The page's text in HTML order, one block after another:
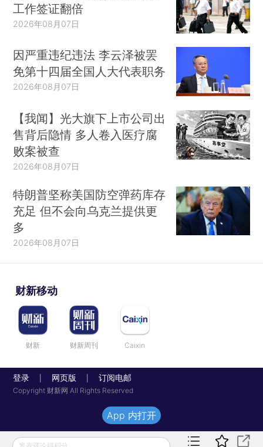
工作签证翻倍
2026年08月07日
因严重违纪违法 李云泽被罢
免第十四届全国人大代表职务
2026年08月07日
【我闻】光大旗下上市公司出
售背后隐情 多人卷入医疗腐
败案被查
2026年08月07日
特朗普坚称美国防空弹药库存
充足 但不会向乌克兰提供更
多
2026年08月07日
财新移动
财新 财新周刊 Caixin
登录 网页版 订阅电邮
Copyright 财新网 All Rights Reserved
发表评论得积分
App 内打开